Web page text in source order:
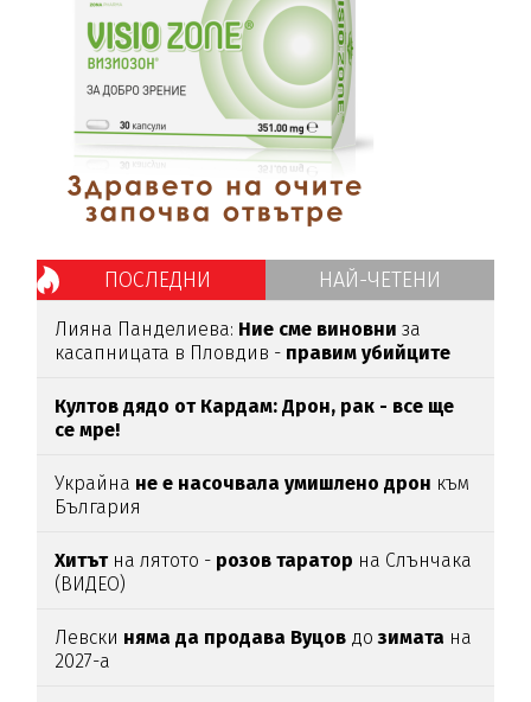
ПОСЛЕДНИ НАЙ-ЧЕТЕНИ
Лияна Панделиева: Ние сме виновниза
касапницата в Пловдив - правим убийците
Култов дядо от Кардам: Дрон, рак - все ще
се мре!
Украйна не е насочвала умишлено дрон към
България
Хитътна лятото - розов таратор на Слънчака
(ВИДЕО)
Левски няма да продава Вуцов дозимата на
2027-а